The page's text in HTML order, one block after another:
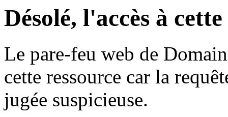
Désolé, l'accès à
Le pare-feu web de
cette ressource car la
jugée suspicieuse.